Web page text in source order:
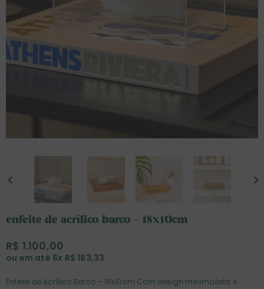
enfeite de acrílico barco – 18x10cm
R$ 1.100,00
ou em até 6x R$ 183,33
Enfeite de Acrílico Barco – 18x10cm Com design minimalista e